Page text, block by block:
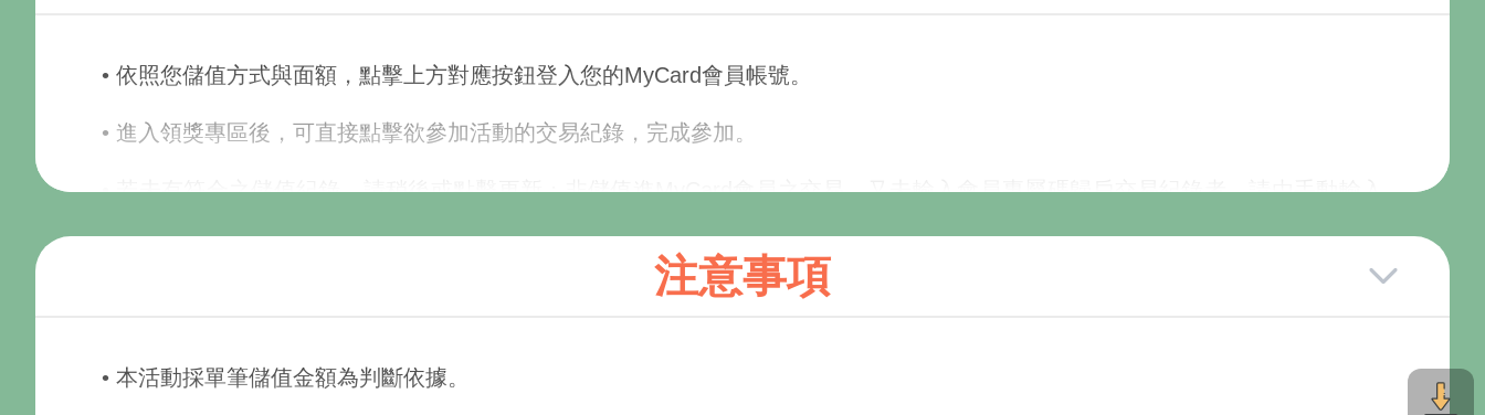
• 依照您儲值方式與面額，點擊上方對應按鈕登入您的MyCard會員帳號。
• 進入領獎專區後，可直接點擊欲參加活動的交易紀錄，完成參加。
• 若未有符合之儲值紀錄，請稍後或點擊更新；非儲值進MyCard會員之交易，又未輸入會員專屬碼歸戶交易紀錄者，請由手動輸入
• 請妥善保存可參與活動之卡號與密碼；若不慎遺失，視同放棄此活動參加機會，MyCard客服中心恕不提供查詢卡號密碼服務。
• 使用會員轉/扣點，可至會員轉/ 扣點交易查詢
注意事項
• 本活動採單筆儲值金額為判斷依據。